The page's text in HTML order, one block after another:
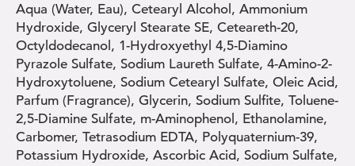
Aqua (Water, Eau), Cetearyl Alcohol, Ammonium
Hydroxide, Glyceryl Stearate SE, Ceteareth-20,
Octyldodecanol, 1-Hydroxyethyl 4,5-Diamino
Pyrazole Sulfate, Sodium Laureth Sulfate, 4-Amino-2-
Hydroxytoluene, Sodium Cetearyl Sulfate, Oleic Acid,
Parfum (Fragrance), Glycerin, Sodium Sulfite, Toluene-
2,5-Diamine Sulfate, m-Aminophenol, Ethanolamine,
Carbomer, Tetrasodium EDTA, Polyquaternium-39,
Potassium Hydroxide, Ascorbic Acid, Sodium Sulfate,